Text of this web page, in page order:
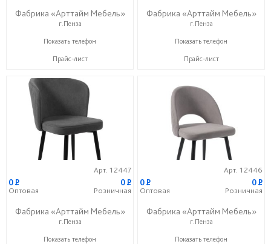
Фабрика «Арттайм Мебель»
г.Пенза
+7 (800) 201-23-49
Показать телефон
Прайс-лист
Фабрика «Арттайм Мебель»
г.Пенза
+7 (800) 201-23-49
Показать телефон
Прайс-лист
Арт. 12447
0P
Оптовая
0P
Розничная
Фабрика «Арттайм Мебель»
г.Пенза
+7 (800) 201-23-49
Показать телефон
Арт. 12446
0P
Оптовая
0P
Розничная
Фабрика «Арттайм Мебель»
г.Пенза
+7 (800) 201-23-49
Показать телефон